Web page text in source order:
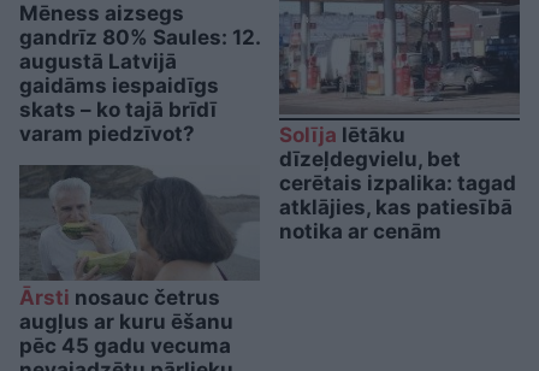
Mēness aizsegs
gandrīz 80% Saules: 12.
augustā Latvijā
gaidāms iespaidīgs
skats – ko tajā brīdī
varam piedzīvot?
Ārsti nosauc četrus
augļus ar kuru ēšanu
pēc 45 gadu vecuma
Solīja lētāku
dīzeļdegvielu, bet
cerētais izpalika: tagad
atklājies, kas patiesībā
notika ar cenām